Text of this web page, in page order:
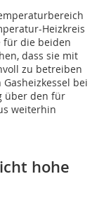
Heizkreis
für die beiden
dass sie mit
zu betreiben
bei
über den für
weiterhin
hohe